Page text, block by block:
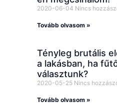
2020-06-04 Nincs
Tovább olvasom »
Tényleg brutális
a lakásban, ha
választunk?
2020-05-25 Nincs
Tovább olvasom »